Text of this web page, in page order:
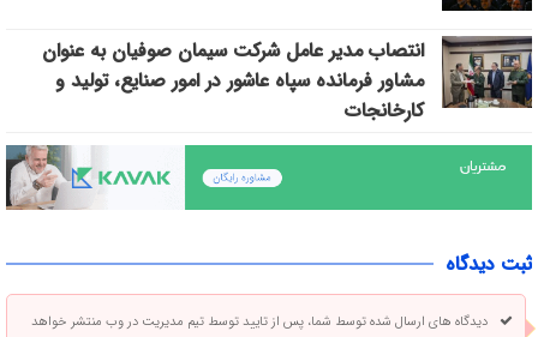
انتصاب مدیر عامل شرکت سیمان صوفیان به عنوان
مشاور فرمانده سپاه عاشور در امور صنایع، تولید و
کارخانجات
ثبت دیدگاه
دیدگاه های ارسال شده توسط شما، پس از تایید توسط تیم مدیریت در وب منتشر خواهد